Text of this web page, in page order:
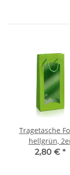
Tragetasche
hellgrün,
2,80 € *